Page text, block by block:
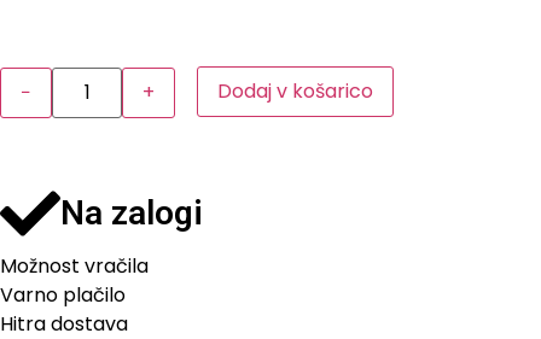
− + Dodaj v košarico
Na zalogi
Možnost vračila
Varno plačilo
Hitra dostava